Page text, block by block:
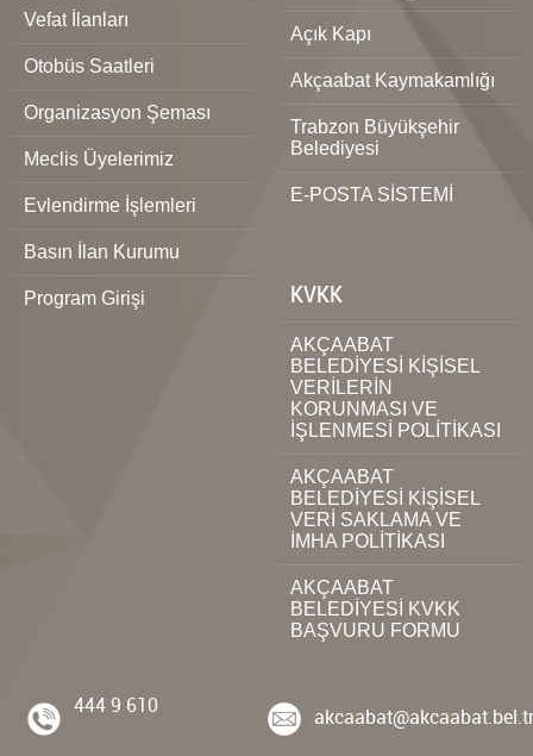
Vefat İlanları
Otobüs Saatleri
Organizasyon Şeması
Meclis Üyelerimiz
Evlendirme İşlemleri
Basın İlan Kurumu
Program Girişi
Açık Kapı
Akçaabat Kaymakamlığı
Trabzon Büyükşehir
Belediyesi
E-POSTA SİSTEMİ
KVKK
AKÇAABAT
BELEDİYESİ KİŞİSEL
VERİLERİN
KORUNMASI VE
İŞLENMESİ POLİTİKASI
AKÇAABAT
BELEDİYESİ KİŞİSEL
VERİ SAKLAMA VE
İMHA POLİTİKASI
AKÇAABAT
BELEDİYESİ KVKK
BAŞVURU FORMU
444 9 610